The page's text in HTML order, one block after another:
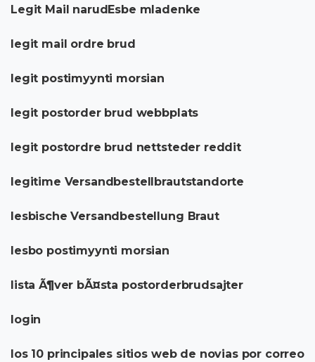
Legit Mail narudЕѕbe mladenke
legit mail ordre brud
legit postimyynti morsian
legit postorder brud webbplats
legit postordre brud nettsteder reddit
legitime Versandbestellbrautstandorte
lesbische Versandbestellung Braut
lesbo postimyynti morsian
lista Ã¶ver bÃ¤sta postorderbrudsajter
login
los 10 principales sitios web de novias por correo